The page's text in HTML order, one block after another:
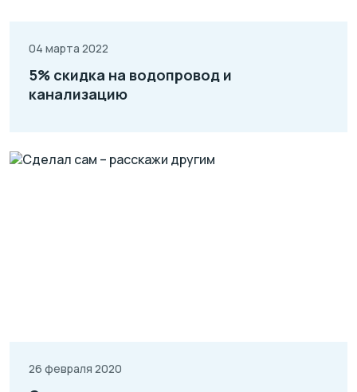
04 марта 2022
5% скидка на водопровод и
канализацию
26 февраля 2020